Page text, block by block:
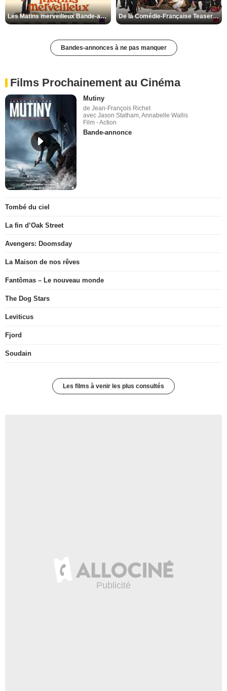
Les Matins merveilleux Bande-annonce VF De la Comédie-Française Teaser VF
Bandes-annonces à ne pas manquer
Films Prochainement au Cinéma
Mutiny
de Jean-François Richet
avec Jason Statham, Annabelle Wallis
Film - Action
Bande-annonce
Tombé du ciel
La fin d’Oak Street
Avengers: Doomsday
La Maison de nos rêves
Fantômas – Le nouveau monde
The Dog Stars
Leviticus
Fjord
Soudain
Les films à venir les plus consultés